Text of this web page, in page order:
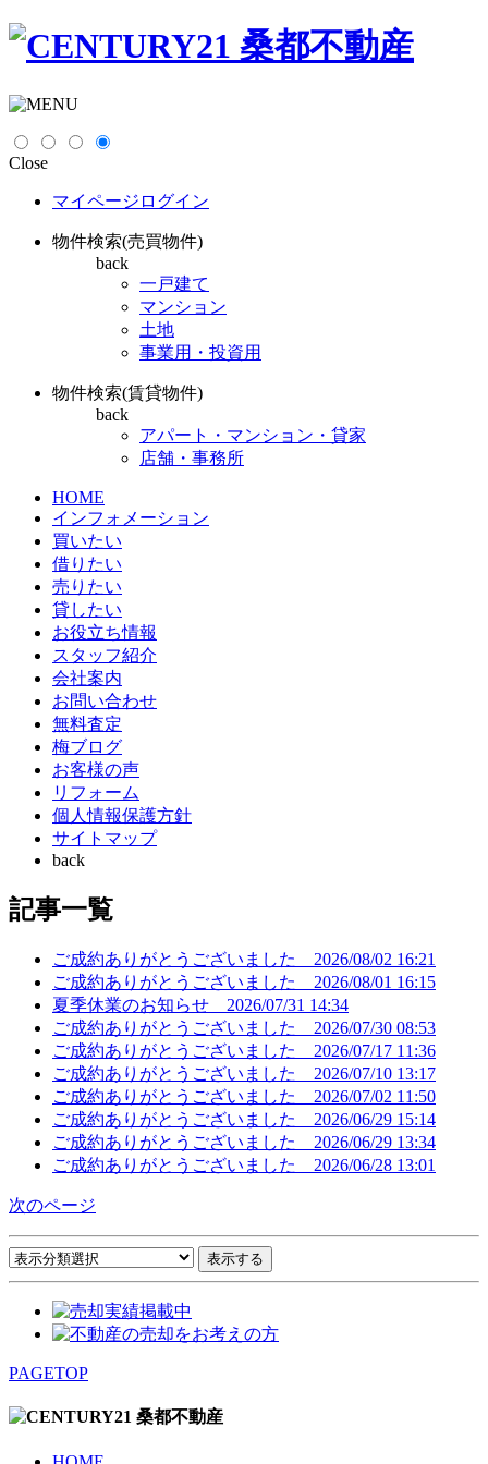
Close
マイページログイン
物件検索(売買物件)
back
一戸建て
マンション
土地
事業用・投資用
物件検索(賃貸物件)
back
アパート・マンション・貸家
店舗・事務所
HOME
インフォメーション
買いたい
借りたい
売りたい
貸したい
お役立ち情報
スタッフ紹介
会社案内
お問い合わせ
無料査定
梅ブログ
お客様の声
リフォーム
個人情報保護方針
サイトマップ
back
記事一覧
ご成約ありがとうございました 2026/08/02 16:21
ご成約ありがとうございました 2026/08/01 16:15
夏季休業のお知らせ 2026/07/31 14:34
ご成約ありがとうございました 2026/07/30 08:53
ご成約ありがとうございました 2026/07/17 11:36
ご成約ありがとうございました 2026/07/10 13:17
ご成約ありがとうございました 2026/07/02 11:50
ご成約ありがとうございました 2026/06/29 15:14
ご成約ありがとうございました 2026/06/29 13:34
ご成約ありがとうございました 2026/06/28 13:01
次のページ
PAGETOP